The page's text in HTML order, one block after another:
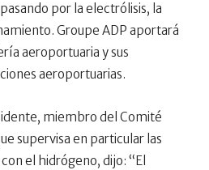
por la electrólisis, la
Groupe ADP aportará
aeroportuaria y sus
aeroportuarias.
miembro del Comité
supervisa en particular las
el hidrógeno, dijo: “El